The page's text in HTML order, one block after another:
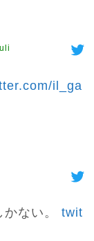
il_ga
ない。 twit